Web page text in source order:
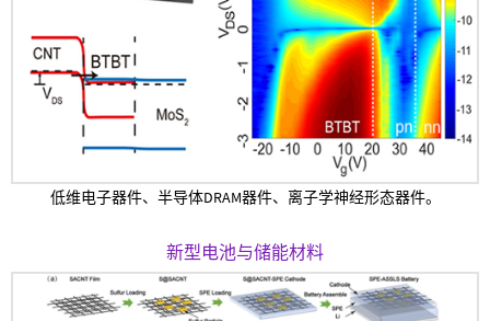
低维电子器件、半导体DRAM器件、离子学神经形态器件。
新型电池与储能材料